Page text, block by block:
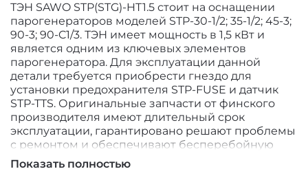
ТЭН SAWO STP(STG)-HT1.5 стоит на оснащении
парогенераторов моделей STP-30-1/2; 35-1/2; 45-3;
90-3; 90-C1/3. ТЭН имеет мощность в 1,5 кВт и
является одним из ключевых элементов
парогенератора. Для эксплуатации данной
детали требуется приобрести гнездо для
установки предохранителя STP-FUSE и датчик
STP-TTS. Оригинальные запчасти от финского
производителя имеют длительный срок
эксплуатации, гарантировано решают проблемы
с ремонтом и обеспечивают бесперебойную
работу оборудования.
Если парогенератор - это сердце сауны, то ТЭН -
Показать полностью